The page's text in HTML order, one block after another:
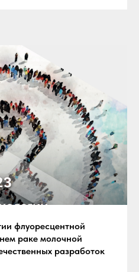
флуоресцентной
раке молочной
разработок